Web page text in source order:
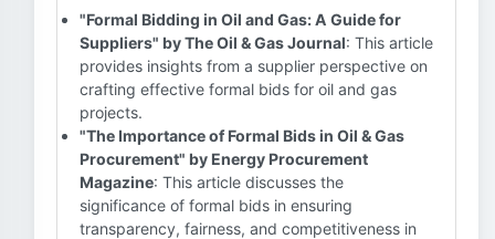
"Formal Bidding in Oil and Gas: A Guide for
Suppliers" by The Oil & Gas Journal: This article
provides insights from a supplier perspective on
crafting effective formal bids for oil and gas
projects.
"The Importance of Formal Bids in Oil & Gas
Procurement" by Energy Procurement
Magazine: This article discusses the
significance of formal bids in ensuring
transparency, fairness, and competitiveness in